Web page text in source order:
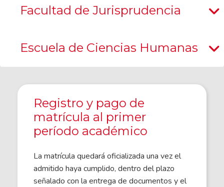
Facultad de Jurisprudencia
Escuela de Ciencias Humanas
Registro y pago de
matrícula al primer
período académico
La matrícula quedará oficializada una vez el
admitido haya cumplido, dentro del plazo
señalado con la entrega de documentos y el